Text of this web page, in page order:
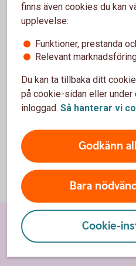
Visa
Vid för få lån inom respektive
genomsnittsränta.
finns även cookies du kan
upplevelse:
Funktioner, prestanda
Relevant
Du kan ta tillbaka ditt
på cookie-sidan eller under
inloggad. Så hanterar vi
Godkänn
Bara
Cookie-
Sidfot
Hitta snabbt